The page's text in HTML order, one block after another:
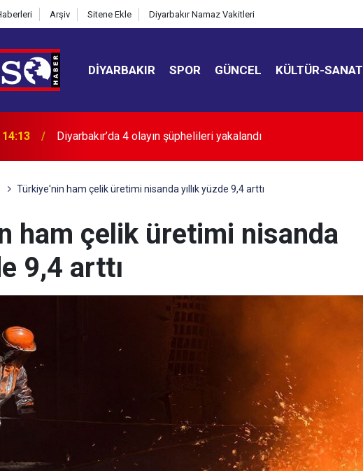
Arşiv Sitene Ekle Diyarbakır Namaz Vakitleri
DIYARBAKIR SPOR GÜNCEL KÜLTÜR-SANAT
13:30 Doğan ailesi için devlet harekete geçti
Türkiye'nin ham çelik üretimi nisanda yıllık yüzde 9,4 arttı
ham çelik üretimi nisanda
9,4 arttı